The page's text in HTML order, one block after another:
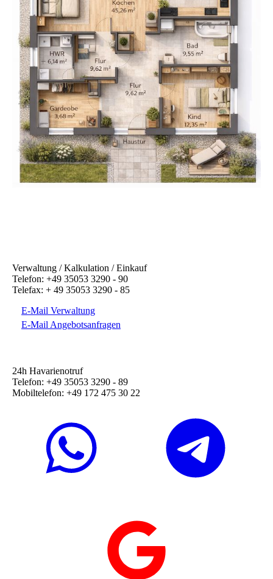
Verwaltung / Kalkulation / Einkauf
Telefon: +49 35053 3290 - 90
Telefax: + 49 35053 3290 - 85
E-Mail Verwaltung
E-Mail Angebotsanfragen
24h Havarienotruf
Telefon: +49 35053 3290 - 89
Mobiltelefon: +49 172 475 30 22